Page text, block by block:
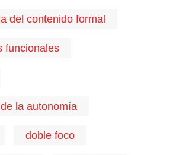
del contenido formal
funcionales
la autonomía
doble foco